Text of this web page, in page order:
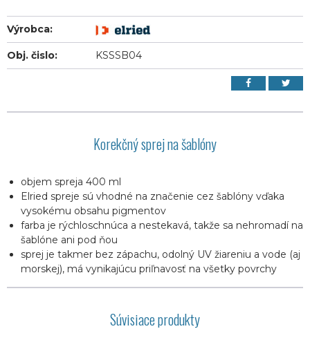
Výrobca:
Obj. čislo: KSSSB04
Korekčný sprej na šablóny
objem spreja 400 ml
Elried spreje sú vhodné na značenie cez šablóny vďaka
vysokému obsahu pigmentov
farba je rýchloschnúca a nestekavá, takže sa nehromadí na
šablóne ani pod ňou
sprej je takmer bez zápachu, odolný UV žiareniu a vode (aj
morskej), má vynikajúcu priľnavosť na všetky povrchy
Súvisiace produkty